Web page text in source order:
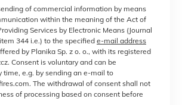
of commercial information by means
within the meaning of the Act of
Services by Electronic Means (Journal
344 i.e.) to the specified e-mail address
by Planika Sp. z o. o., with its registered
Consent is voluntary and can be
time, e.g. by sending an e-mail to
The withdrawal of consent shall not
of processing based on consent before